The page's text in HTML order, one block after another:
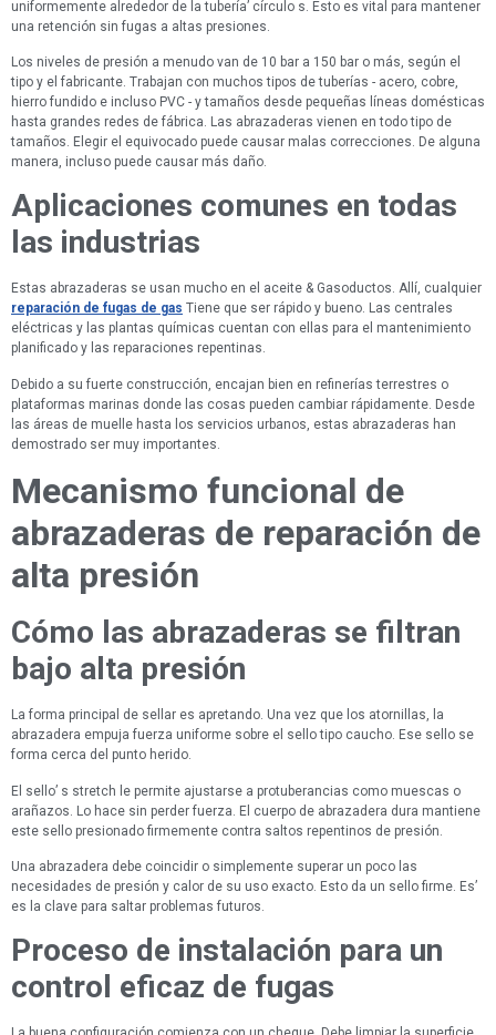
uniformemente alrededor de la tubería’ círculo s. Esto es vital para mantener
una retención sin fugas a altas presiones.
Los niveles de presión a menudo van de 10 bar a 150 bar o más, según el
tipo y el fabricante. Trabajan con muchos tipos de tuberías - acero, cobre,
hierro fundido e incluso PVC - y tamaños desde pequeñas líneas domésticas
hasta grandes redes de fábrica. Las abrazaderas vienen en todo tipo de
tamaños. Elegir el equivocado puede causar malas correcciones. De alguna
manera, incluso puede causar más daño.
Aplicaciones comunes en todas
las industrias
Estas abrazaderas se usan mucho en el aceite & Gasoductos. Allí, cualquier
reparación de fugas de gas Tiene que ser rápido y bueno. Las centrales
eléctricas y las plantas químicas cuentan con ellas para el mantenimiento
planificado y las reparaciones repentinas.
Debido a su fuerte construcción, encajan bien en refinerías terrestres o
plataformas marinas donde las cosas pueden cambiar rápidamente. Desde
las áreas de muelle hasta los servicios urbanos, estas abrazaderas han
demostrado ser muy importantes.
Mecanismo funcional de
abrazaderas de reparación de
alta presión
Cómo las abrazaderas se filtran
bajo alta presión
La forma principal de sellar es apretando. Una vez que los atornillas, la
abrazadera empuja fuerza uniforme sobre el sello tipo caucho. Ese sello se
forma cerca del punto herido.
El sello’ s stretch le permite ajustarse a protuberancias como muescas o
arañazos. Lo hace sin perder fuerza. El cuerpo de abrazadera dura mantiene
este sello presionado firmemente contra saltos repentinos de presión.
Una abrazadera debe coincidir o simplemente superar un poco las
necesidades de presión y calor de su uso exacto. Esto da un sello firme. Es’
es la clave para saltar problemas futuros.
Proceso de instalación para un
control eficaz de fugas